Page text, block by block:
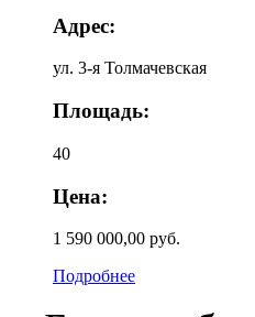
Адрес:
ул. 3-я Толмачевская
Площадь:
40
Цена:
1 590 000,00 руб.
Подробнее